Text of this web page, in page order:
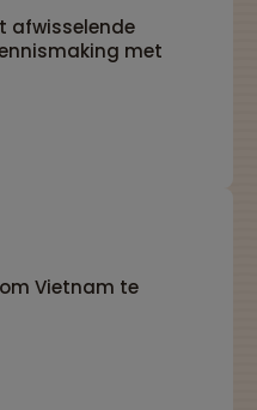
afwisselende
met
Vietnam te